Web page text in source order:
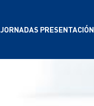
JORNADAS PRESENTACIÓN